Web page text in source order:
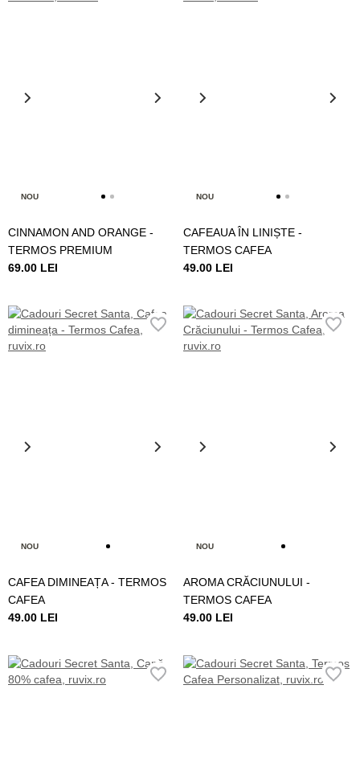
NOU
CINNAMON AND ORANGE -
TERMOS PREMIUM
69.00 LEI
NOU
CAFEAUA ÎN LINIȘTE -
TERMOS CAFEA
49.00 LEI
NOU
CAFEA DIMINEAȚA - TERMOS
CAFEA
49.00 LEI
NOU
AROMA CRĂCIUNULUI -
TERMOS CAFEA
49.00 LEI